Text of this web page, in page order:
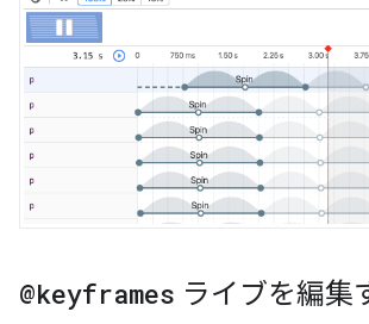
@keyframes ライブを編集